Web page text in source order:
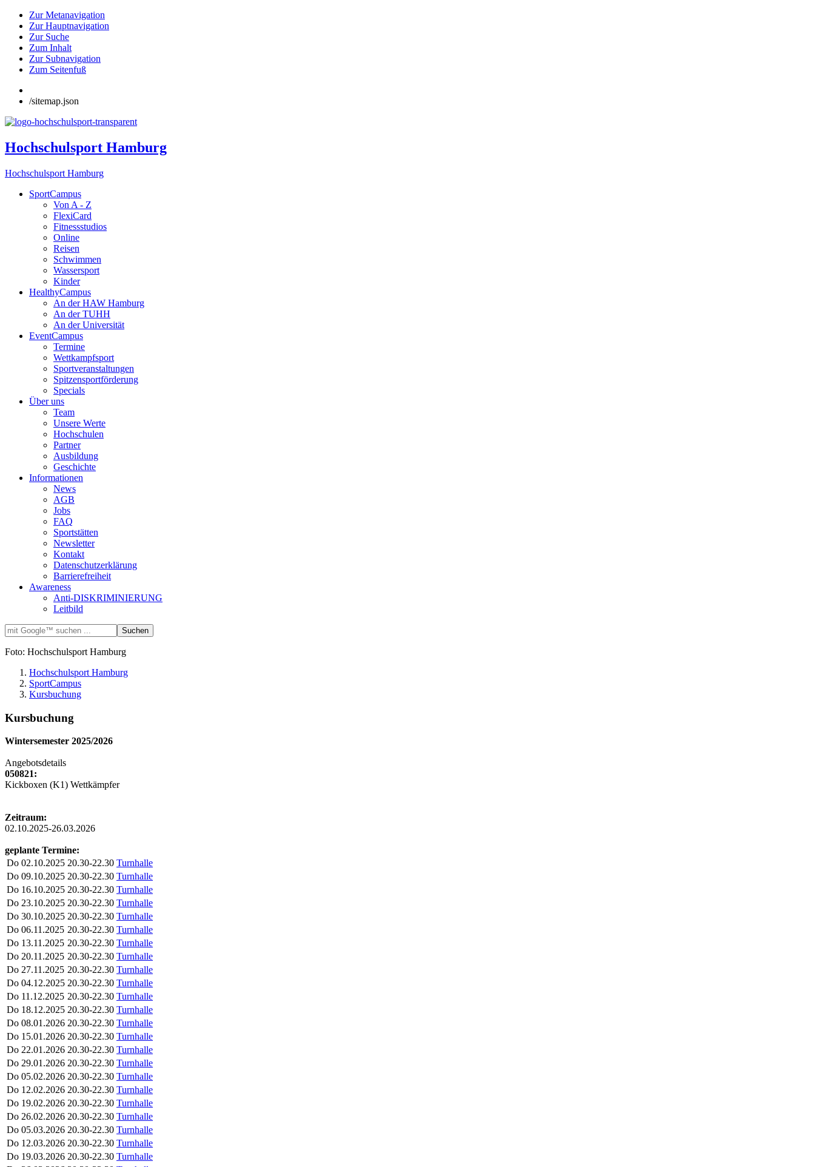
Zur Metanavigation
Zur Hauptnavigation
Zur Suche
Zum Inhalt
Zur Subnavigation
Zum Seitenfuß
/sitemap.json
Hochschulsport Hamburg
Hochschulsport Hamburg
SportCampus
Von A - Z
FlexiCard
Fitnessstudios
Online
Reisen
Schwimmen
Wassersport
Kinder
HealthyCampus
An der HAW Hamburg
An der TUHH
An der Universität
EventCampus
Termine
Wettkampfsport
Sportveranstaltungen
Spitzensportförderung
Specials
Über uns
Team
Unsere Werte
Hochschulen
Partner
Ausbildung
Geschichte
Informationen
News
AGB
Jobs
FAQ
Sportstätten
Newsletter
Kontakt
Datenschutzerklärung
Barrierefreiheit
Awareness
Anti-DISKRIMINIERUNG
Leitbild
Foto: Hochschulsport Hamburg
Hochschulsport Hamburg
SportCampus
Kursbuchung
Kursbuchung
Wintersemester 2025/2026
Angebotsdetails
050821:
Kickboxen (K1) Wettkämpfer
Zeitraum:
02.10.2025-26.03.2026
geplante Termine:
Do 02.10.2025 20.30-22.30 Turnhalle
Do 09.10.2025 20.30-22.30 Turnhalle
Do 16.10.2025 20.30-22.30 Turnhalle
Do 23.10.2025 20.30-22.30 Turnhalle
Do 30.10.2025 20.30-22.30 Turnhalle
Do 06.11.2025 20.30-22.30 Turnhalle
Do 13.11.2025 20.30-22.30 Turnhalle
Do 20.11.2025 20.30-22.30 Turnhalle
Do 27.11.2025 20.30-22.30 Turnhalle
Do 04.12.2025 20.30-22.30 Turnhalle
Do 11.12.2025 20.30-22.30 Turnhalle
Do 18.12.2025 20.30-22.30 Turnhalle
Do 08.01.2026 20.30-22.30 Turnhalle
Do 15.01.2026 20.30-22.30 Turnhalle
Do 22.01.2026 20.30-22.30 Turnhalle
Do 29.01.2026 20.30-22.30 Turnhalle
Do 05.02.2026 20.30-22.30 Turnhalle
Do 12.02.2026 20.30-22.30 Turnhalle
Do 19.02.2026 20.30-22.30 Turnhalle
Do 26.02.2026 20.30-22.30 Turnhalle
Do 05.03.2026 20.30-22.30 Turnhalle
Do 12.03.2026 20.30-22.30 Turnhalle
Do 19.03.2026 20.30-22.30 Turnhalle